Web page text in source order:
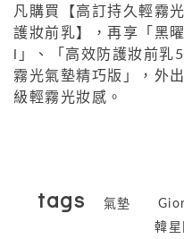
凡購買【高訂持久輕霧
護妝前乳】，再享「黑
l」、「高效防護妝前乳
霧光氣墊精巧版」，外
級輕霧光妝感。
tags 氣墊
韓